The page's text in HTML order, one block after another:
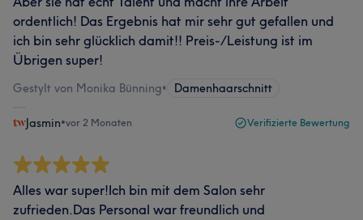
ordentlich! Das Ergebnis hat mir sehr gut gefallen und
ich bin sehr glücklich damit!! Preis-/Leistung ist im
Übrigen super!
Gestylt von Monika Bünning• Damenhaarschnitt
Jasmin•vor 2 Monaten Verifizierte Bewertung
Alles war super!Ich bin mit dem Salon sehr
zufrieden.Das Personal war freundlich und